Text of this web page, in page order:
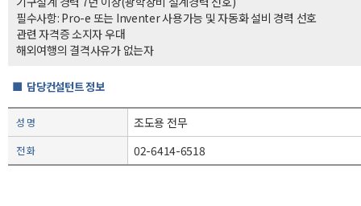
필수사항: Pro-e 또는 Inventer 사용가능 및 자동화 설비 경력 선호
관련 자격증 소지자 우대
해외여행의 결격사유가 없는자
■ 담당컨설턴트 정보
성 명 조도용 전무
전 화 02-6414-6518